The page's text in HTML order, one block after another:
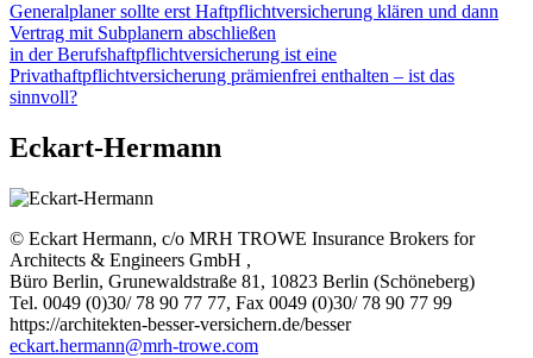
Generalplaner sollte erst Haftpflichtversicherung klären und dann
Vertrag mit Subplanern abschließen
in der Berufshaftpflichtversicherung ist eine
Privathaftpflichtversicherung prämienfrei enthalten – ist das
sinnvoll?
Eckart-Hermann
© Eckart Hermann, c/o MRH TROWE Insurance Brokers for
Architects & Engineers GmbH ,
Büro Berlin, Grunewaldstraße 81, 10823 Berlin (Schöneberg)
Tel. 0049 (0)30/ 78 90 77 77, Fax 0049 (0)30/ 78 90 77 99
https://architekten-besser-versichern.de/besser
eckart.hermann@mrh-trowe.com